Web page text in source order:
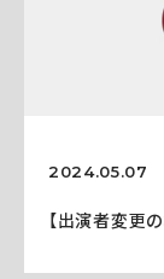
2024.05.07
【出演者変更